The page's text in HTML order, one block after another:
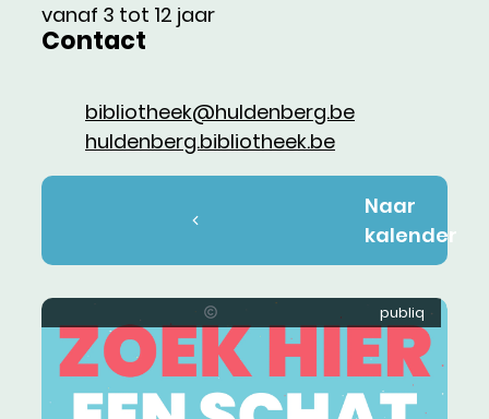
vanaf 3 tot 12 jaar
Contact
E-mailbibliotheek@huldenberg.be
Website
huldenberg.bibliotheek.be
Naar
kalender
publiq